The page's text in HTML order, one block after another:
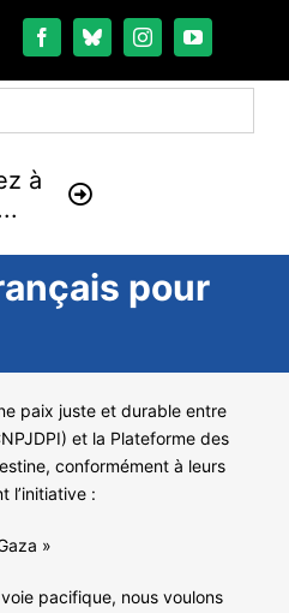
à
pour
paix juste et durable entre
et la Plateforme des
conformément à leurs
l’initiative :
»
pacifique, nous voulons